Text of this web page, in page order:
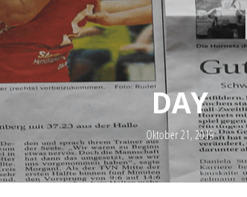
DAY
Oktober 21, 2019